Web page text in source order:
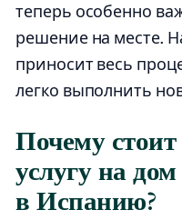
теперь особенно
решение на месте.
приносит весь
легко выполнить
Почему
услугу на
в Испанию?